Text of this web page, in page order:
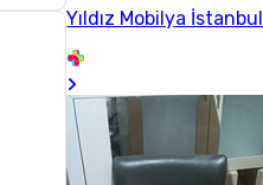
Yıldız Mobilya İstanbul